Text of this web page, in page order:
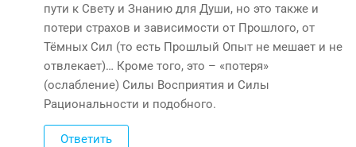
пути к Свету и Знанию для Души, но это также и
потери страхов и зависимости от Прошлого, от
Тёмных Сил (то есть Прошлый Опыт не мешает и не
отвлекает)… Кроме того, это – «потеря»
(ослабление) Силы Восприятия и Силы
Рациональности и подобного.
Ответить